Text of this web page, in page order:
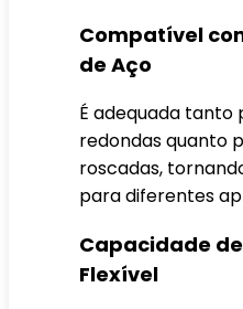
Compatível
de Aço
É adequada tanto
redondas quanto
roscadas,
para diferentes
Capacidade
Flexível